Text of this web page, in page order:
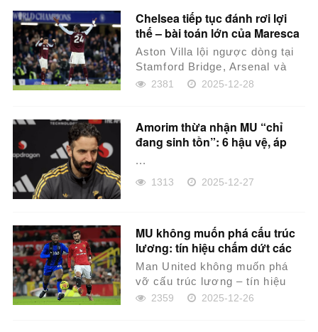
Chelsea tiếp tục đánh rơi lợi
thế – bài toán lớn của Maresca
Aston Villa lội ngược dòng tại
Stamford Bridge, Arsenal và
Man City tiếp tục bám đuổi
2381 2025-12-28
Amorim thừa nhận MU “chỉ
đang sinh tồn”: 6 hậu vệ, áp
...
1313 2025-12-27
MU không muốn phá cấu trúc
lương: tín hiệu chấm dứt các
hợp đồng kiểu Sancho
Man United không muốn phá
vỡ cấu trúc lương – tín hiệu
cho thấy CLB sẽ không còn
2359 2025-12-26